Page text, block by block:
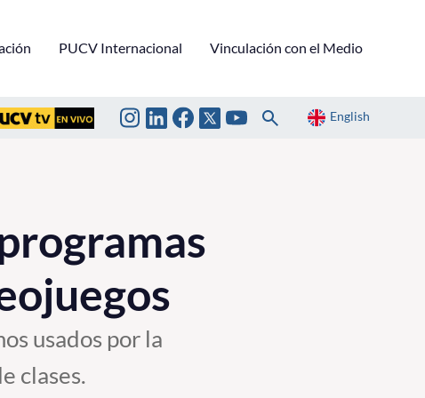
PUCV Internacional Vinculación con el Medio
English
usados por la
clases.